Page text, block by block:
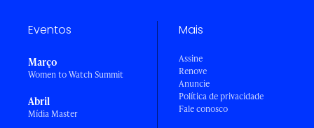
Eventos
Março
Women to Watch Summit
Abril
Mídia Master
Mais
Assine
Renove
Anuncie
Política de privacidade
Fale conosco